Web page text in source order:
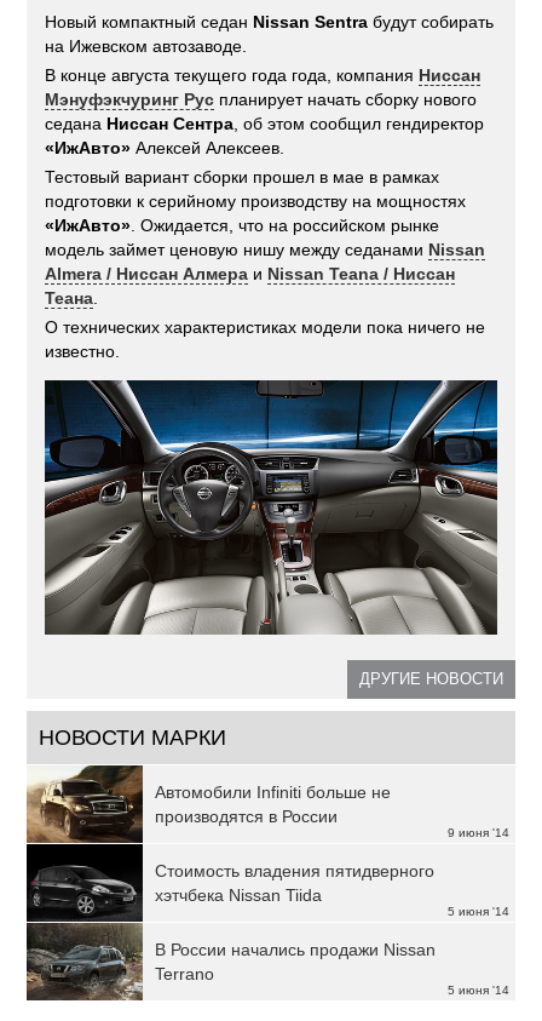
Новый компактный седан Nissan Sentra будут собирать
на Ижевском автозаводе.
В конце августа текущего года года, компания Ниссан
Мэнуфэкчуринг Рус планирует начать сборку нового
седана Ниссан Сентра , об этом сообщил гендиректор
«ИжАвто» Алексей Алексеев.
Тестовый вариант сборки прошел в мае в рамках
подготовки к серийному производству на мощностях
«ИжАвто» . Ожидается, что на российском рынке
модель займет ценовую нишу между седанами Nissan
Almera / Ниссан Алмера и Nissan Teana / Ниссан
Теана
О технических характеристиках модели пока ничего не
известно.
ДРУГИЕ НОВОСТИ
НОВОСТИ МАРКИ
9 июня '14
Автомобили Infiniti больше не
производятся в России
5 июня '14
Стоимость владения пятидверного
хэтчбека Nissan Tiida
5 июня '14
В России начались продажи Nissan
Terrano